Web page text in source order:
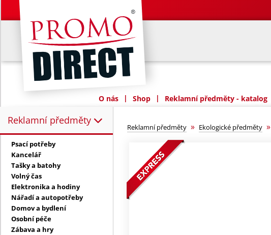
O nás | Shop | Reklamní předměty - katalog
Reklamní předměty
Reklamní předměty:
Psací potřeby
Kancelář
Tašky a batohy
Volný čas
Elektronika a hodiny
Nářadí a autopotřeby
Domov a bydlení
Osobní péče
Zábava a hry
Reklamní předměty » Ekologické předměty »